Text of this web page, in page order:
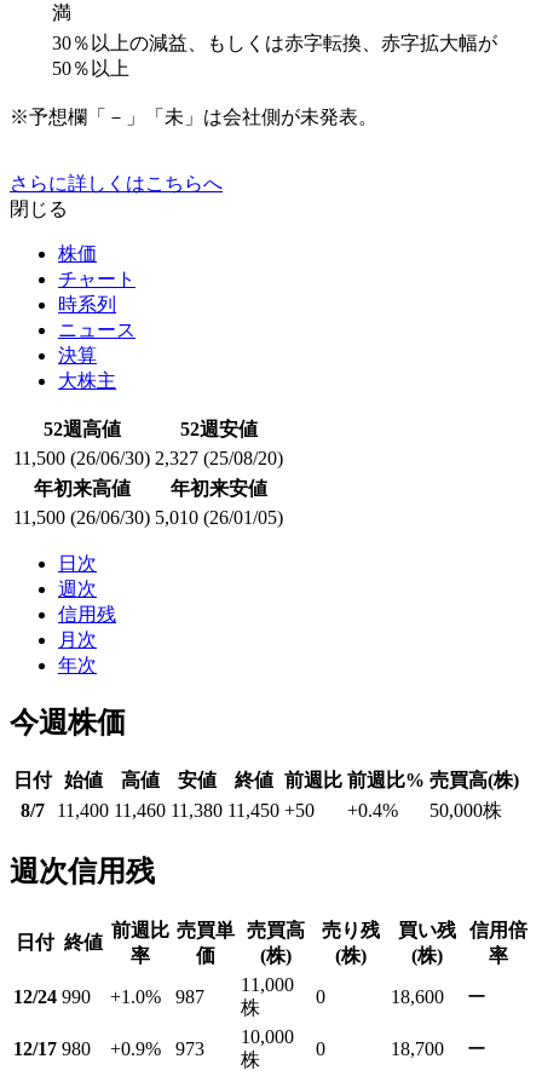
満
30％以上の減益、もしくは赤字転換、赤字拡大幅が
50％以上
※予想欄「－」「未」は会社側が未発表。
さらに詳しくはこちらへ
閉じる
株価
チャート
時系列
ニュース
決算
大株主
52週高値
52週安値
11,500 (26/06/30) 2,327 (25/08/20)
年初来高値
年初来安値
11,500 (26/06/30) 5,010 (26/01/05)
日次
週次
信用残
月次
年次
今週株価
日付 始値 高値 安値 終値 前週比 前週比% 売買高(株)
8/7
11,400 11,460 11,380 11,450 +50 +0.4% 50,000株
週次信用残
日付 終値
前週比
率
売買単
価
売買高
(株)
売り残
(株)
買い残
(株)
信用倍
率
12/24 990 +1.0% 987
11,000
株
0 18,600 ー
12/17 980 +0.9% 973
10,000
株
0 18,700
ー